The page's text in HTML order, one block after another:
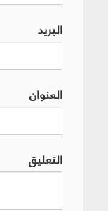
البريد
العنوان
التعليق